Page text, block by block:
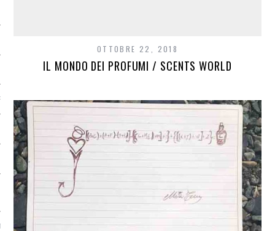
TURATO SOMMELIER
NOTES / SCELTI PER
APPEARS IN MANY
OTTOBRE 22, 2018
IL MONDO DEI PROFUMI / SCENTS WORLD